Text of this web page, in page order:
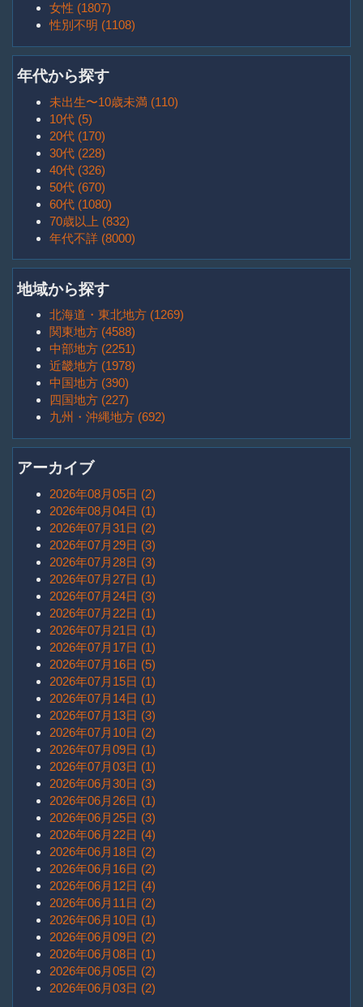
女性 (1807)
性別不明 (1108)
年代から探す
未出生〜10歳未満 (110)
10代 (5)
20代 (170)
30代 (228)
40代 (326)
50代 (670)
60代 (1080)
70歳以上 (832)
年代不詳 (8000)
地域から探す
北海道・東北地方 (1269)
関東地方 (4588)
中部地方 (2251)
近畿地方 (1978)
中国地方 (390)
四国地方 (227)
九州・沖縄地方 (692)
アーカイブ
2026年08月05日 (2)
2026年08月04日 (1)
2026年07月31日 (2)
2026年07月29日 (3)
2026年07月28日 (3)
2026年07月27日 (1)
2026年07月24日 (3)
2026年07月22日 (1)
2026年07月21日 (1)
2026年07月17日 (1)
2026年07月16日 (5)
2026年07月15日 (1)
2026年07月14日 (1)
2026年07月13日 (3)
2026年07月10日 (2)
2026年07月09日 (1)
2026年07月03日 (1)
2026年06月30日 (3)
2026年06月26日 (1)
2026年06月25日 (3)
2026年06月22日 (4)
2026年06月18日 (2)
2026年06月16日 (2)
2026年06月12日 (4)
2026年06月11日 (2)
2026年06月10日 (1)
2026年06月09日 (2)
2026年06月08日 (1)
2026年06月05日 (2)
2026年06月03日 (2)